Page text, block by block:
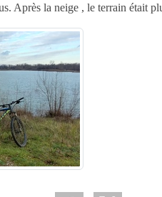
la neige , le terrain était